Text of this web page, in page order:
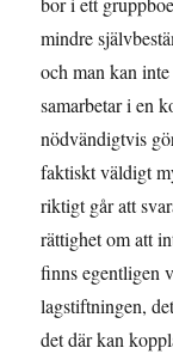
mindre
och man kan
samarbetar i en
nödvändigtvis
faktiskt väldigt
riktigt går att
rättighet om att
finns egentligen
lagstiftningen,
det där kan